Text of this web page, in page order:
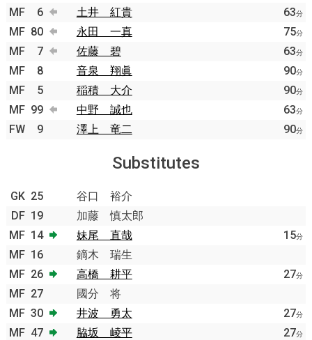
MF 6 土井 紅貴 63分
MF 80 永田 一真 75分
MF 7 佐藤 碧 63分
MF 8 音泉 翔眞 90分
MF 5 稲積 大介 90分
MF 99 中野 誠也 63分
FW 9 澤上 竜二 90分
Substitutes
GK 25
谷口 裕介
DF 19
加藤 慎太郎
MF 14 妹尾 直哉 15分
MF 16
鏑木 瑞生
MF 26 高橋 耕平 27分
MF 27
國分 将
MF 30 井波 勇太 27分
MF 47 脇坂 崚平 27分